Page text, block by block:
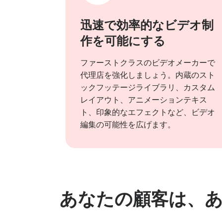
迅速で効率的なビデオ制
作を可能にする
ファーストクラスのビデオメーカーで
代理店を強化しましょう。内蔵のスト
ックフッテージライブラリ、カスタム
レイアウト、アニメーションテキス
ト、印象的なエフェクトなど、ビデオ
編集の可能性を広げます。
あなたの顧客は、